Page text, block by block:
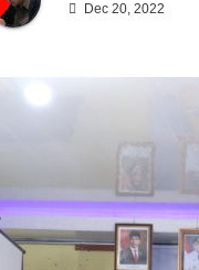
Dec 20, 2022